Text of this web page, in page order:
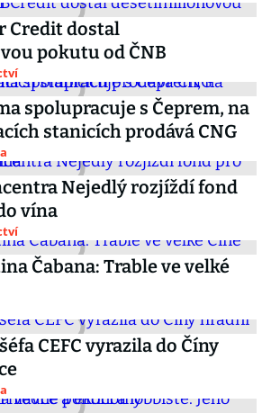
Credit dostal
pokutu od ČNB
spolupracuje s Čeprem, na
stanicích prodává CNG
Nejedlý rozjíždí fond
vína
Čabana: Trable ve velké
CEFC vyrazila do Číny